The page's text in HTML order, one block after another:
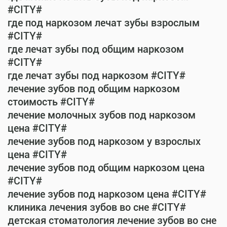
#CITY#
где под наркозом лечат зубы взрослым
#CITY#
где лечат зубы под общим наркозом
#CITY#
где лечат зубы под наркозом #CITY#
лечение зубов под общим наркозом
стоимость #CITY#
лечение молочных зубов под наркозом
цена #CITY#
лечение зубов под наркозом у взрослых
цена #CITY#
лечение зубов под общим наркозом цена
#CITY#
лечение зубов под наркозом цена #CITY#
клиника лечения зубов во сне #CITY#
детская стоматология лечение зубов во сне